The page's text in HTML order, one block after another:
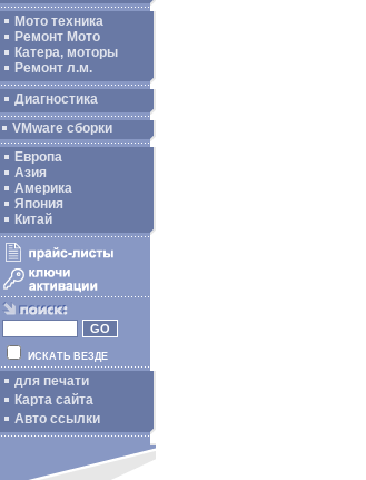
Мото техника
Ремонт Мото
Катера, моторы
Ремонт л.м.
Диагностика
VMware сборки
Европа
Азия
Америка
Япония
Китай
ИСКАТЬ ВЕЗДЕ
для печати
Карта сайта
Авто ссылки